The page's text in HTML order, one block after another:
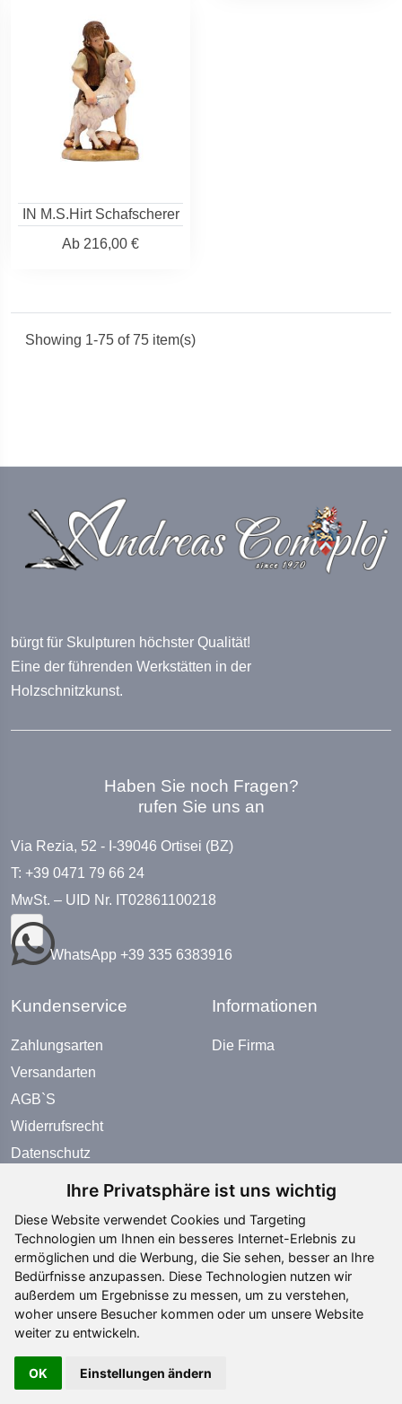
Ihre Privatsphäre ist uns wichtig
Diese Website verwendet Cookies und Targeting
Technologien um Ihnen ein besseres Internet-Erlebnis zu
ermöglichen und die Werbung, die Sie sehen, besser an Ihre
Bedürfnisse anzupassen. Diese Technologien nutzen wir
außerdem um Ergebnisse zu messen, um zu verstehen,
woher unsere Besucher kommen oder um unsere Website
weiter zu entwickeln.
OK Einstellungen ändern
IN M.S.Hirt Schafscherer
Ab 216,00 €
Showing 1-75 of 75 item(s)
bürgt für Skulpturen höchster Qualität!
Eine der führenden Werkstätten in der
Holzschnitzkunst.
Haben Sie noch Fragen?
rufen Sie uns an
Via Rezia, 52 - I-39046 Ortisei (BZ)
T: +39 0471 79 66 24
MwSt. – UID Nr. IT02861100218
WhatsApp +39 335 6383916
Kundenservice
Zahlungsarten
Versandarten
AGB`S
Widerrufsrecht
Datenschutz
Informationen
Die Firma
Zahlungsarten